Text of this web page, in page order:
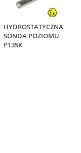
HYDROSTATYCZNA
SONDA POZIOMU
P135K